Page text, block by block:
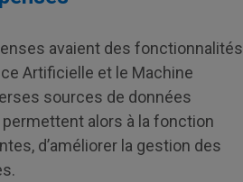
avaient des fonctionnalités
Artificielle et le Machine
sources de données
alors à la fonction
d’améliorer la gestion des